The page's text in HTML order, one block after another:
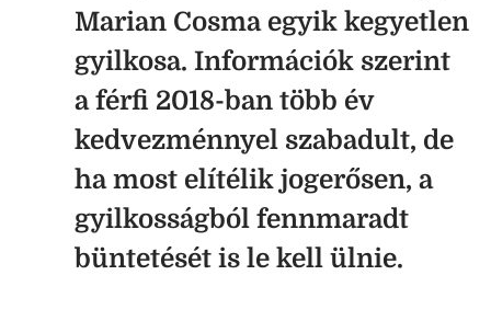
Marian Cosma egyik kegyetlen
gyilkosa. Információk szerint
a férfi 2018-ban több év
kedvezménnyel szabadult, de
ha most elítélik jogerősen, a
gyilkosságból fennmaradt
büntetését is le kell ülnie.